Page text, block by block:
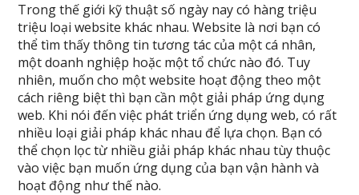
Trong thế giới kỹ thuật số ngày nay có hàng triệu
triệu loại website khác nhau. Website là nơi bạn có
thể tìm thấy thông tin tương tác của một cá nhân,
một doanh nghiệp hoặc một tổ chức nào đó. Tuy
nhiên, muốn cho một website hoạt động theo một
cách riêng biệt thì bạn cần một giải pháp ứng dụng
web. Khi nói đến việc phát triển ứng dụng web, có rất
nhiều loại giải pháp khác nhau để lựa chọn. Bạn có
thể chọn lọc từ nhiều giải pháp khác nhau tùy thuộc
vào việc bạn muốn ứng dụng của bạn vận hành và
hoạt động như thế nào.